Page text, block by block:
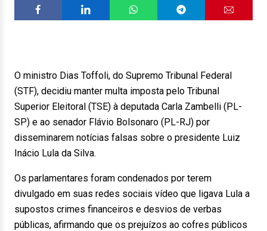
O ministro Dias Toffoli, do Supremo Tribunal Federal
(STF), decidiu manter multa imposta pelo Tribunal
Superior Eleitoral (TSE) à deputada Carla Zambelli (PL-
SP) e ao senador Flávio Bolsonaro (PL-RJ) por
disseminarem notícias falsas sobre o presidente Luiz
Inácio Lula da Silva.
Os parlamentares foram condenados por terem
divulgado em suas redes sociais vídeo que ligava Lula a
supostos crimes financeiros e desvios de verbas
públicas, afirmando que os prejuízos ao cofres públicos